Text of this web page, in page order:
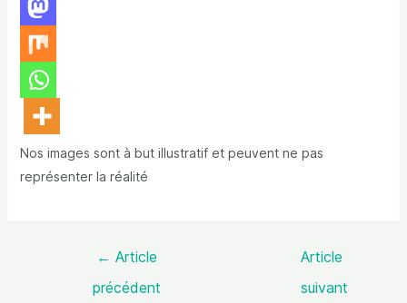
Nos images sont à but illustratif et peuvent ne pas
représenter la réalité
← Article
précédent
Article
suivant